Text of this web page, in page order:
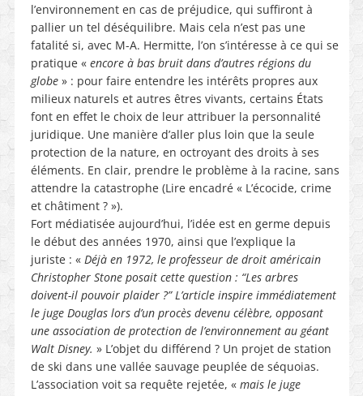
l’environnement en cas de préjudice, qui suffiront à
pallier un tel déséquilibre. Mais cela n’est pas une
fatalité si, avec M-A. Hermitte, l’on s’intéresse à ce qui se
pratique « encore à bas bruit dans d’autres régions du
globe» : pour faire entendre les intérêts propres aux
milieux naturels et autres êtres vivants, certains États
font en effet le choix de leur attribuer la personnalité
juridique. Une manière d’aller plus loin que la seule
protection de la nature, en octroyant des droits à ses
éléments. En clair, prendre le problème à la racine, sans
attendre la catastrophe (Lire encadré « L’écocide, crime
et châtiment ? »).
Fort médiatisée aujourd’hui, l’idée est en germe depuis
le début des années 1970, ainsi que l’explique la
juriste : « Déjà en 1972, le professeur de droit américain
Christopher Stone posait cette question : “Les arbres
doivent-il pouvoir plaider ?” L’article inspire immédiatement
le juge Douglas lors d’un procès devenu célèbre, opposant
une association de protection de l’environnement au géant
Walt Disney. » L’objet du différend ? Un projet de station
de ski dans une vallée sauvage peuplée de séquoias.
L’association voit sa requête rejetée, « mais le juge